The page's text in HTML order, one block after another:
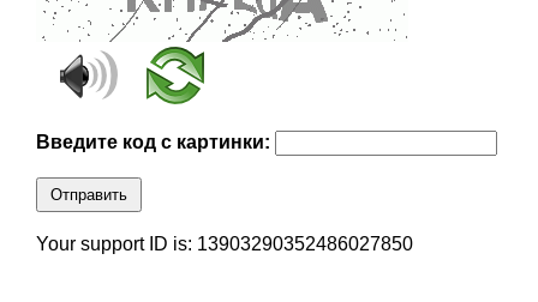
Введите код с картинки:
Отправить
Your support ID is: 13903290352486027850